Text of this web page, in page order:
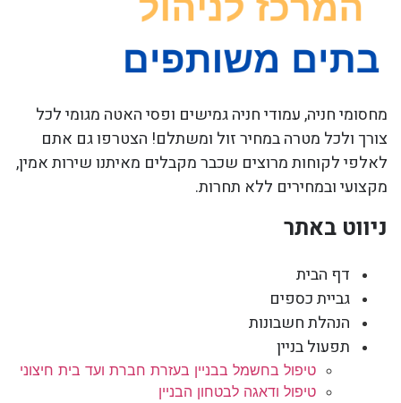
מחסומי חניה, עמודי חניה גמישים ופסי האטה מגומי לכל
צורך ולכל מטרה במחיר זול ומשתלם! הצטרפו גם אתם
לאלפי לקוחות מרוצים שכבר מקבלים מאיתנו שירות אמין,
מקצועי ובמחירים ללא תחרות.
ניווט באתר
דף הבית
גביית כספים
הנהלת חשבונות
תפעול בניין
טיפול בחשמל בבניין בעזרת חברת ועד בית חיצוני
טיפול ודאגה לבטחון הבניין